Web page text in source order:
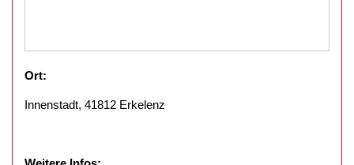
Ort:
Innenstadt, 41812 Erkelenz